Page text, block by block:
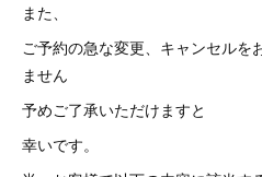
また、
ご予約の急な変更、キャンセルを
ません
予めご了承いただけますと
幸いです。